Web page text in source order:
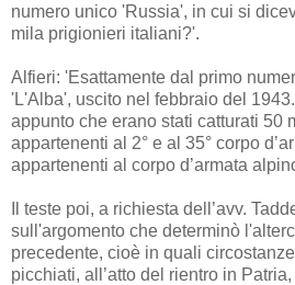
numero unico 'Russia', in cui si
mila prigionieri italiani?'.
Alfieri: 'Esattamente dal primo
'L'Alba', uscito nel febbraio del
appunto che erano stati catturati 50
appartenenti al 2° e al 35° corpo
appartenenti al corpo d’armata
Il teste poi, a richiesta dell’avv.
sull'argomento che determinò
precedente, cioè in quali
picchiati, all’atto del rientro in